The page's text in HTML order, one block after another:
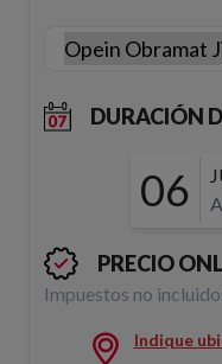
DURACIÓN
06
PRECIO
Impuestos no
Indique